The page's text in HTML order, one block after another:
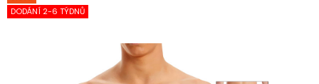
DODÁNÍ 2-6 TÝDNŮ